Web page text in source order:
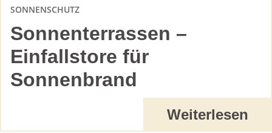
Sonnenterrassen –
Einfallstore für
Sonnenbrand
SONNENSCHUTZ
Weiterlesen